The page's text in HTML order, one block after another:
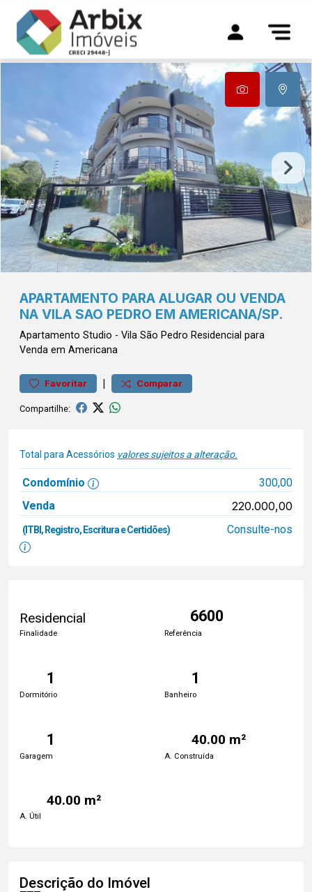
APARTAMENTO PARA ALUGAR OU VENDA
NA VILA SAO PEDRO EM AMERICANA/SP.
Apartamento Studio - Vila São Pedro Residencial para
Venda em Americana
Favoritar | Comparar
Compartilhe:
Total para Acessórios valores sujeitos a alteração.
Condomínio
300,00
Venda
220.000,00
(ITBI, Registro, Escritura e Certidões) Consulte-nos
Residencial
Finalidade
6600
Referência
1
Dormitório
1
Banheiro
1
Garagem
40.00 m²
A. Construída
40.00 m²
A. Útil
Descrição do Imóvel